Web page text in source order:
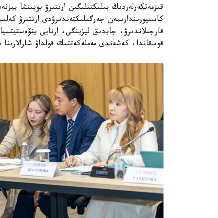
قىزمەتكەرلەردىڭ بىلىكتىلىگىن ارتتىرۋ بويىنشا
كاسىپورىندارىمەن جەرگىلىكتەندىرۋدى ارتتىرۋ
قارجىلاندىرۋ، جابدىق ليزينگى، ارنايى
قوسقاندا، كەشەندى مەملەكەتتىك قولداۋ